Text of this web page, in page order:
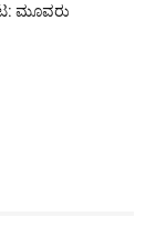
ಮೂವರು